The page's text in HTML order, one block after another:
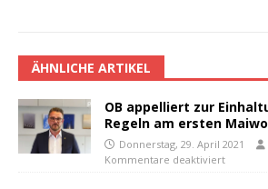
ÄHNLICHE ARTIKEL
OB appelliert zur
Regeln am ersten
Donnerstag, 29. April 2021
Kommentare deaktiviert